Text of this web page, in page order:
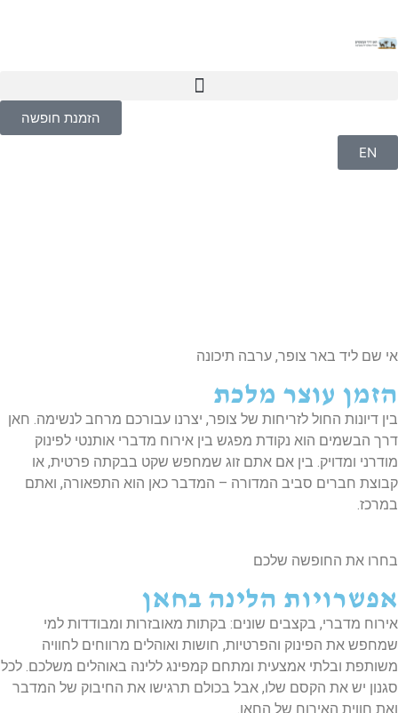
הזמנת חופשה
EN
שם ליד באר צופר, ערבה תיכונה
עוצר מלכת
דיונות החול לזריחות של צופר, יצרנו עבורכם מרחב לנשימה. חאן
הבשמים הוא נקודת מפגש בין אירוח מדברי אותנטי לפינוק
ומדויק. בין אם אתם זוג שמחפש שקט בבקתה פרטית, או
חברים סביב המדורה – המדבר כאן הוא התפאורה, ואתם
את החופשה שלכם
הלינה בחאן
מדברי, בקצבים שונים: בקתות מאובזרות ומבודדות למי
את הפינוק והפרטיות, חושות ואוהלים מרווחים לחוויה
ובלתי אמצעית ומתחם קמפינג ללינה באוהלים משלכם. לכל
יש את הקסם שלו, אבל בכולם תרגישו את החיבוק של המדבר
חווית האירוח של החאן.